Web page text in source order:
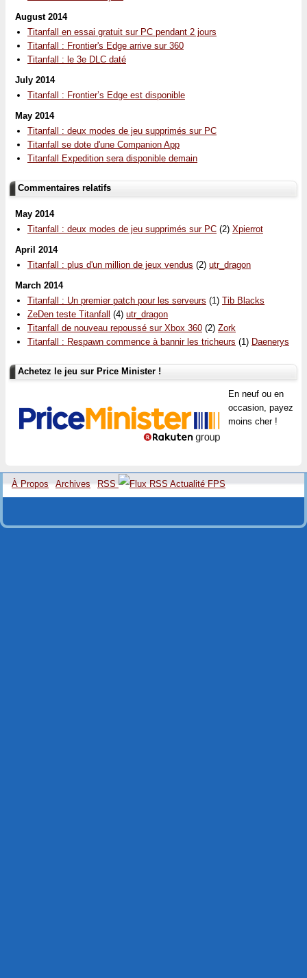
August 2014
Titanfall en essai gratuit sur PC pendant 2 jours
Titanfall : Frontier's Edge arrive sur 360
Titanfall : le 3e DLC daté
July 2014
Titanfall : Frontier’s Edge est disponible
May 2014
Titanfall : deux modes de jeu supprimés sur PC
Titanfall se dote d'une Companion App
Titanfall Expedition sera disponible demain
Commentaires relatifs
May 2014
Titanfall : deux modes de jeu supprimés sur PC (2) Xpierrot
April 2014
Titanfall : plus d'un million de jeux vendus (2) utr_dragon
March 2014
Titanfall : Un premier patch pour les serveurs (1) Tib Blacks
ZeDen teste Titanfall (4) utr_dragon
Titanfall de nouveau repoussé sur Xbox 360 (2) Zork
Titanfall : Respawn commence à bannir les tricheurs (1) Daenerys
Achetez le jeu sur Price Minister !
En neuf ou en
occasion, payez
moins cher !
À Propos Archives RSS